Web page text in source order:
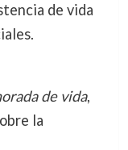
de vida
de vida,
la